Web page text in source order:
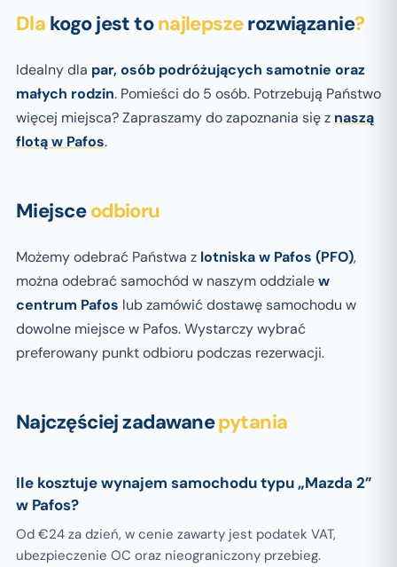
Dla kogo jest tonajlepszerozwiązanie?
Idealny dla par, osób podróżujących samotnie oraz
małych rodzin. Pomieści do 5 osób. Potrzebują Państwo
więcej miejsca? Zapraszamy do zapoznania się z naszą
flotą w Pafos.
Miejsceodbioru
Możemy odebrać Państwa z lotniska w Pafos (PFO),
można odebrać samochód w naszym oddzialew
centrum Pafos lub zamówić dostawę samochodu w
dowolne miejsce w Pafos. Wystarczy wybrać
preferowany punkt odbioru podczas rezerwacji.
Najczęściej zadawanepytania
Ile kosztuje wynajem samochodu typu „Mazda 2”
w Pafos?
Od €24 za dzień, w cenie zawarty jest podatek VAT,
ubezpieczenie OC oraz nieograniczony przebieg.